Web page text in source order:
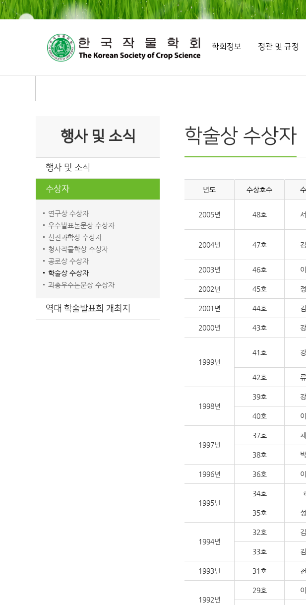
학회정보 정관 및 규정
행사 및 소식
행사 및 소식
수상자
연구상 수상자
우수발표논문상 수상자
신진과학상 수상자
청사작물학상 수상자
공로상 수상자
학술상 수상자
과총우수논문상 수상자
역대 학술발표회 개최지
학술상 수상자
년도 수상호수
2005년 48호
2004년 47호
2003년 46호
2002년 45호
2001년 44호
2000년 43호
1999년
41호
42호
1998년
39호
40호
1997년
37호
38호
1996년 36호
1995년
34호
35호
1994년
32호
33호
1993년 31호
1992년
29호